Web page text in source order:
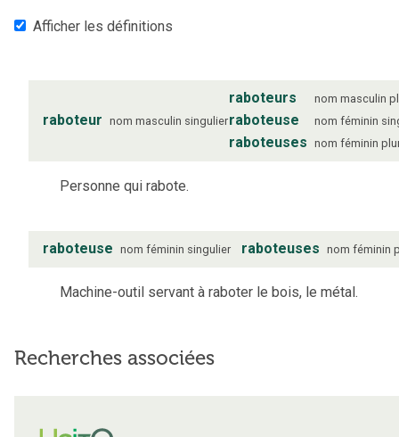
Afficher les définitions
raboteur nom masculin singulier
raboteurs nom masculin
raboteuse nom féminin
raboteuses nom féminin
Personne qui rabote.
raboteuse nom féminin singulier raboteuses nom féminin
Machine-outil servant à raboter le bois, le métal.
Recherches associées